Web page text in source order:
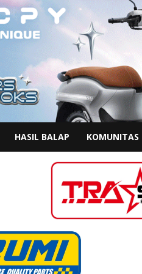
HASIL BALAP KOMUNITAS